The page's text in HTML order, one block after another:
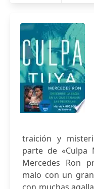
traición y
parte de «Culpa
Mercedes Ron
malo con un